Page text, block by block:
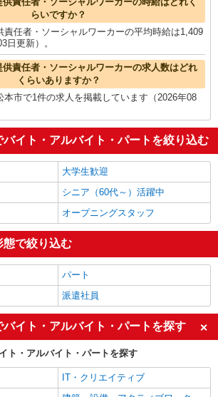
らいですか？
責任者・ソーシャルワーカーの平均時給は1,409
日更新）。
責任者・ソーシャルワーカーの求人数はどれ
くらいありますか？
本市で1件の求人を掲載しています（2026年08
イト・アルバイト・パートを絞り込む
大学生歓迎
シニア（60代～）活躍中
オープニングスタッフ
態で絞り込む
パート
派遣社員
バイト・アルバイト・パートを探す
ト・アルバイト・パートを探す
IT・クリエイティブ